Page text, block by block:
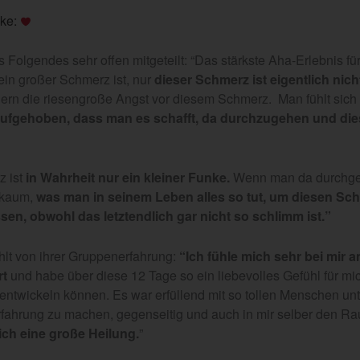
Folgendes sehr offen mitgeteilt: “Das stärkste Aha-Erlebnis
großer Schmerz ist, nur dieser Schmerz ist eigentlich
die riesengroße Angst vor diesem Schmerz. Man fühlt
dass man es schafft, da durchzugehen und
ist in Wahrheit nur ein kleiner Funke. Wenn man da
was man in seinem Leben alles so tut, um diesen
obwohl das letztendlich gar nicht so schlimm ist.”
von ihrer Gruppenerfahrung: “Ich fühle mich sehr bei mir
und habe über diese 12 Tage so ein liebevolles Gefühl für
können. Es war erfüllend mit so tollen Menschen
zu machen, gegenseitig und auch in mir selber den
eine große Heilung.”